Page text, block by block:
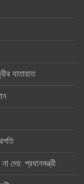
যাতায়াত
দেয়: প্রধানমন্ত্রী